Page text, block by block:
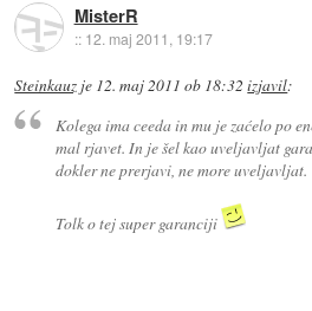
MisterR
:: 12. maj 2011, 19:17
Steinkauz je 12. maj 2011 ob 18:32 izjavil:
Kolega ima ceeda in mu je zaćelo po
mal rjavet. In je šel kao uveljavljat
dokler ne prerjavi, ne more uveljavljat.
Tolk o tej super garanciji